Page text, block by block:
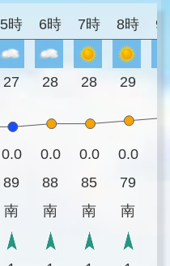
5時 6時 7時 8時 9
27 28 28 29
0.0 0.0 0.0 0.0
89 88 85 79
南 南 南 南